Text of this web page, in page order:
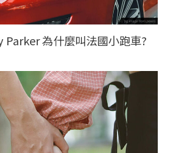
Parker 為什麼叫法國小跑車?